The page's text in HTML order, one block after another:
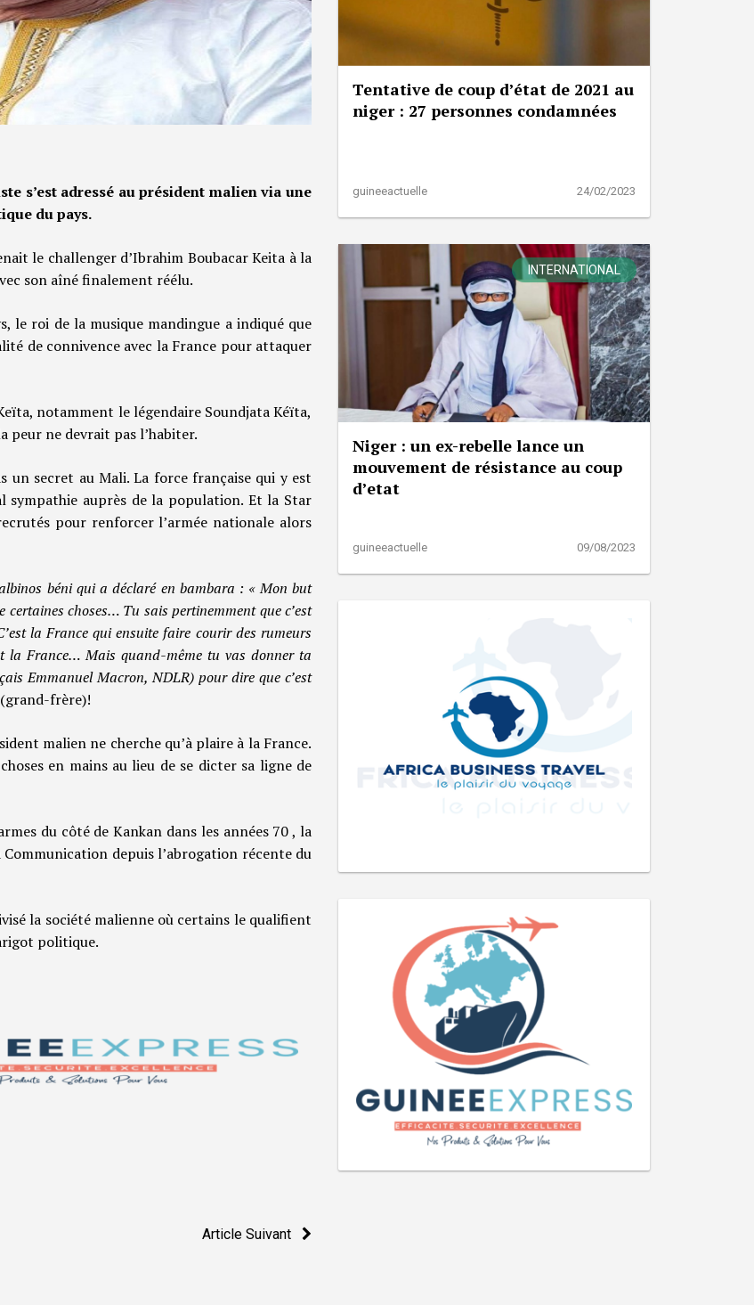
s’est adressé au président malien via une
du pays.
le challenger d’Ibrahim Boubacar Keita à la
son aîné finalement réélu.
le roi de la musique mandingue a indiqué que
de connivence avec la France pour attaquer
notamment le légendaire Soundjata Kéïta,
peur ne devrait pas l’habiter.
un secret au Mali. La force française qui y est
sympathie auprès de la population. Et la Star
pour renforcer l’armée nationale alors
béni qui a déclaré en bambara : « Mon but
choses… Tu sais pertinemment que c’est
la France qui ensuite faire courir des rumeurs
la France… Mais quand-même tu vas donner ta
Emmanuel Macron, NDLR) pour dire que c’est
(grand-frère)!
malien ne cherche qu’à plaire à la France.
en mains au lieu de se dicter sa ligne de
du côté de Kankan dans les années 70 , la
depuis l’abrogation récente du
la société malienne où certains le qualifient
politique.
Article Suivant
Tentative de coup d’état de 2021 au
niger : 27 personnes condamnées
guineeactuelle 24/02/2023
INTERNATIONAL
Niger : un ex-rebelle lance un
mouvement de résistance au coup
d’etat
guineeactuelle 09/08/2023